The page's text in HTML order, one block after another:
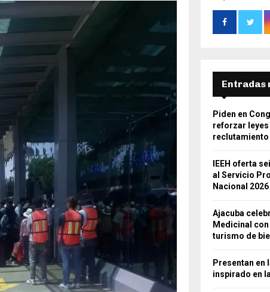
Entradas
Piden en
reforzar
IEEH oferta
al Servicio
Nacional 2026
Ajacuba
Medicinal
turismo de
Presentan en
inspirado en